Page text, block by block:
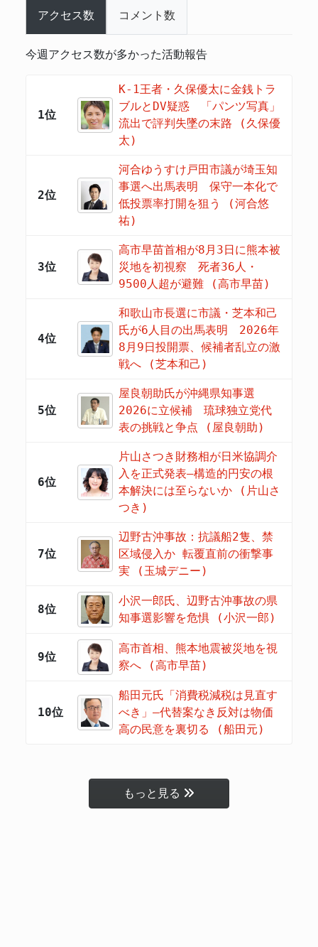
アクセス数 コメント数
今週アクセス数が多かった活動報告
1位
K-1王者・久保優太に金銭トラ
ブルとDV疑惑 「パンツ写真」
流出で評判失墜の末路 (久保優
太)
2位
河合ゆうすけ戸田市議が埼玉知
事選へ出馬表明 保守一本化で
低投票率打開を狙う (河合悠
祐)
3位
高市早苗首相が8月3日に熊本被
災地を初視察 死者36人・
9500人超が避難 (高市早苗)
4位
和歌山市長選に市議・芝本和己
氏が6人目の出馬表明 2026年
8月9日投開票、候補者乱立の激
戦へ (芝本和己)
5位
屋良朝助氏が沖縄県知事選
2026に立候補 琉球独立党代
表の挑戦と争点 (屋良朝助)
6位
片山さつき財務相が日米協調介
入を正式発表―構造的円安の根
本解決には至らないか (片山さ
つき)
7位
辺野古沖事故：抗議船2隻、禁
区域侵入か 転覆直前の衝撃事
実 (玉城デニー)
8位
小沢一郎氏、辺野古沖事故の県
知事選影響を危惧 (小沢一郎)
9位
高市首相、熊本地震被災地を視
察へ (高市早苗)
10位
船田元氏「消費税減税は見直す
べき」―代替案なき反対は物価
高の民意を裏切る (船田元)
もっと見る